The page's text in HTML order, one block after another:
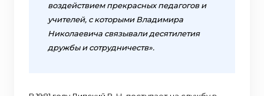
воздействием прекрасных педагогов и
учителей, с которыми Владимира
Николаевича связывали десятилетия
дружбы и сотрудничеств».